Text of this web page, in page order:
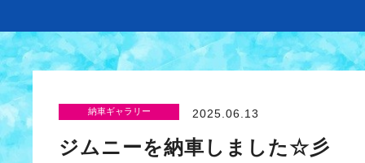
納車ギャラリー 2025.06.13
ジムニーを納車しました☆彡